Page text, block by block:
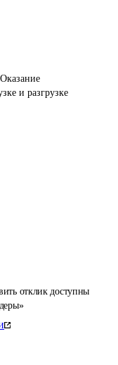
отклик доступны
Оказание
и разгрузке